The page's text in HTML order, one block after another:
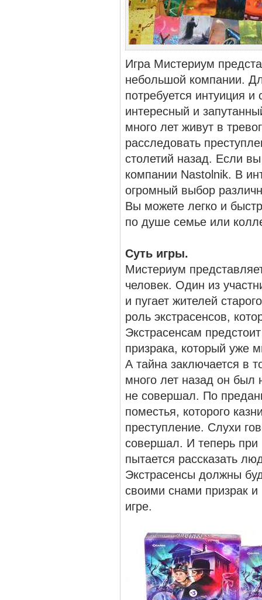
Игра Мистериум
небольшой компании.
потребуется интуиция и
интересный и
много лет живут в
расследовать
столетий назад. Если
компании Nastolnik. В
огромный выбор
Вы можете легко и
по душе семье или
Суть игры.
Мистериум
человек. Один из
и пугает жителей
роль экстрасенсов,
Экстрасенсам
призрака, который уже
А тайна заключается в
много лет назад он был
не совершал. По
поместья, которого
преступление. Слухи
совершал. И теперь при
пытается рассказать
Экстрасенсы должны
своими снами призрак и
игре.